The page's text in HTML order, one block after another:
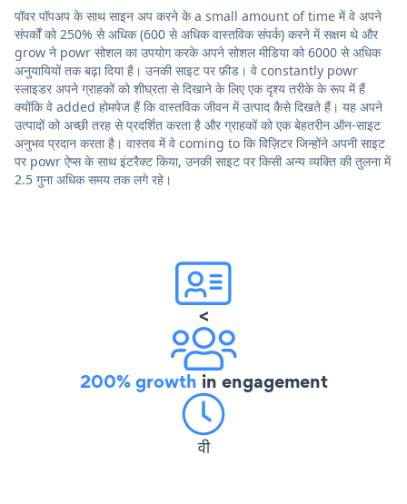
पॉवर पॉपअप के साथ साइन अप करने के a small amount of time में वे अपने
संपर्कों को 250% से अधिक (600 से अधिक वास्तविक संपर्क) करने में सक्षम थे और
grow ने powr सोशल का उपयोग करके अपने सोशल मीडिया को 6000 से अधिक
अनुयायियों तक बढ़ा दिया है। उनकी साइट पर फ़ीड। वे constantly powr
स्लाइडर अपने ग्राहकों को शीघ्रता से दिखाने के लिए एक दृश्य तरीके के रूप में हैं
क्योंकि वे added होमपेज हैं कि वास्तविक जीवन में उत्पाद कैसे दिखते हैं। यह अपने
उत्पादों को अच्छी तरह से प्रदर्शित करता है और ग्राहकों को एक बेहतरीन ऑन-साइट
अनुभव प्रदान करता है। वास्तव में वे coming to कि विज़िटर जिन्होंने अपनी साइट
पर powr ऐप्स के साथ इंटरैक्ट किया, उनकी साइट पर किसी अन्य व्यक्ति की तुलना में
2.5 गुना अधिक समय तक लगे रहे।
<
200% growth in engagement
वी